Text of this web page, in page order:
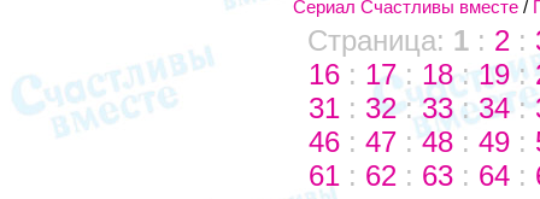
Сериал Счастливы вместе /
Страница: 1 : 2 :
16 : 17: 18 :19:
31 : 32:33:34:
46 : 47 :48 : 49 :
61 : 62 : 63 : 64 :